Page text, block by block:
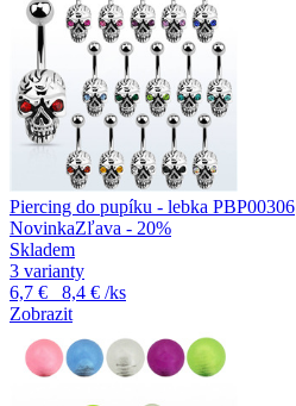
Piercing do pupíku - lebka PBP00306
NovinkaZľava - 20%
Skladem
3 varianty
6,7 €
8,4 € /ks
Zobrazit